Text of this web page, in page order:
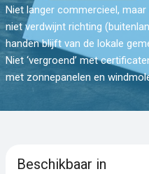
Niet langer commercieel,
niet verdwijnt richting
handen blijft van de lokale
Niet ‘vergroend’ met
met zonnepanelen en
Beschikbaar in